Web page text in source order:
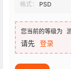
格式：
PSD
您当前的等级为
请先 登录